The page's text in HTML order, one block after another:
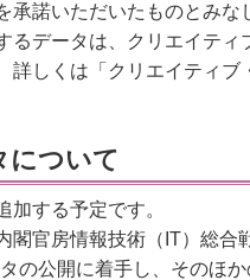
承諾いただいたものとみな
るデータは、クリエイテ
詳しくは「クリエイティブ
について
加する予定です。
閣官房情報技術（IT）総
タの公開に着手し、そのほ